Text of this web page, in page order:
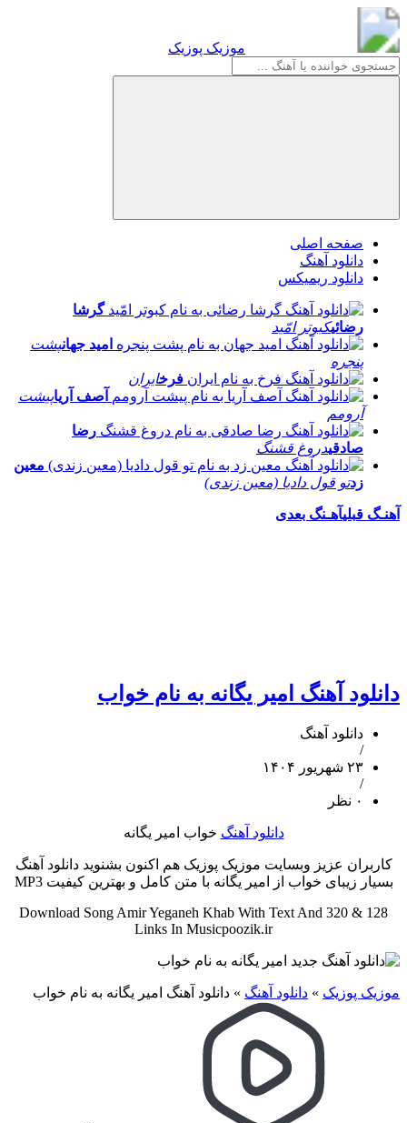
موزیک پوزیک
صفحه اصلی
دانلود آهنگ
دانلود ریمیکس
گرشا
رضائیکبوتر امّید
امید جهانپشت
پنجره
فرخایران
آصف آریاپیشت
آرومم
رضا
صادقیدروغ قشنگ
معین
زدتو قول دادیا (معین زندی)
آهنـگ قبلیآهـنگ بعدی
دانلود آهنگ امیر یگانه به نام خواب
دانلود آهنگ
/
۲۳ شهریور ۱۴۰۴
/
۰ نظر
دانلود آهنگ خواب امیر یگانه
کاربران عزیز وبسایت موزیک پوزیک هم اکنون بشنوید دانلود آهنگ
بسیار زیبای خواب از امیر یگانه با متن کامل و بهترین کیفیت MP3
Download Song Amir Yeganeh Khab With Text And 320 & 128
Links In Musicpoozik.ir
موزیک پوزیک » دانلود آهنگ » دانلود آهنگ امیر یگانه به نام خواب